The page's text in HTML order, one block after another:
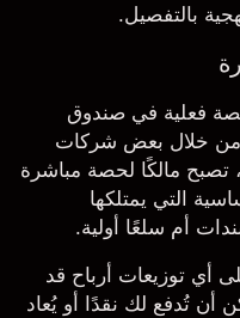
بالتفصيل.
فعلية في صندوق
من خلال بعض شركات
تصبح مالكًا لحصة مباشرة
التي يمتلكها
أم سلعًا أولية.
أي توزيعات أرباح قد
أن تُدفع لك نقدًا أو يُعاد